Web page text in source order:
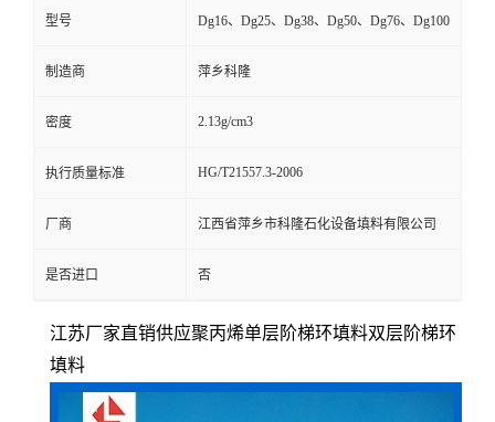
线
留
言
型号 Dg16、Dg25、Dg38、Dg50、Dg76、Dg100
制造商 萍乡科隆
密度 2.13g/cm3
执行质量标准 HG/T21557.3-2006
厂商 江西省萍乡市科隆石化设备填料有限公司
是否进口 否
江苏厂家直销供应聚丙烯单层阶梯环填料双层阶梯环
填料